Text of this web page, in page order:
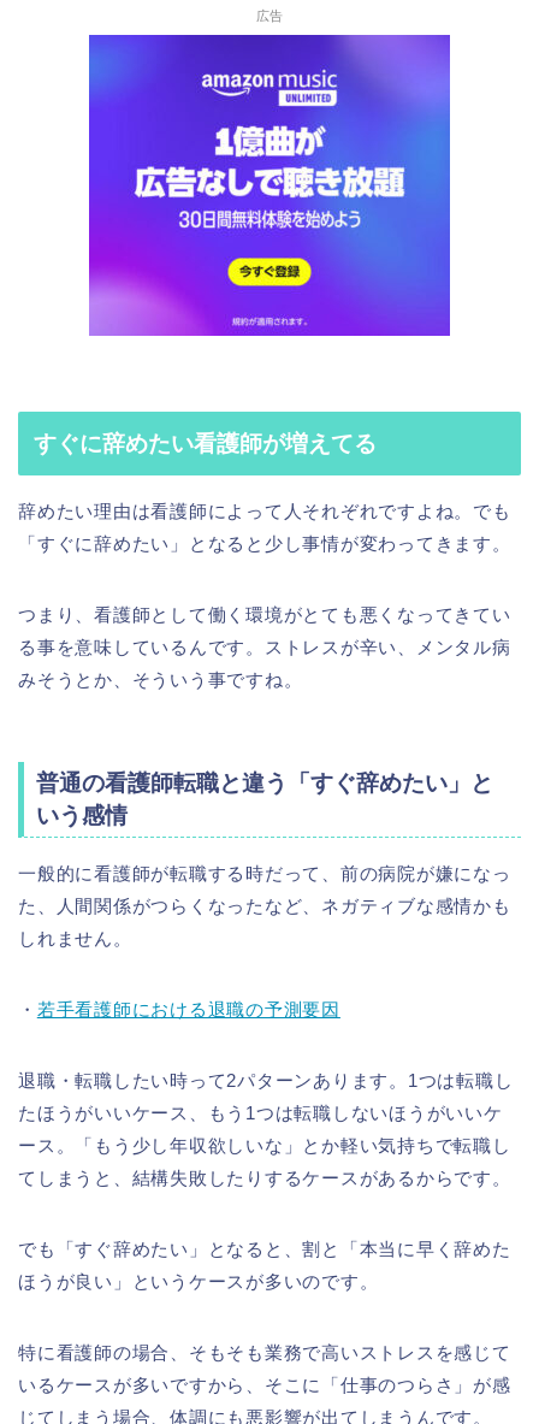
広告
すぐに辞めたい看護師が増えてる
辞めたい理由は看護師によって人それぞれですよね。でも
「すぐに辞めたい」となると少し事情が変わってきます。
つまり、看護師として働く環境がとても悪くなってきてい
る事を意味しているんです。ストレスが辛い、メンタル病
みそうとか、そういう事ですね。
普通の看護師転職と違う「すぐ辞めたい」と
いう感情
一般的に看護師が転職する時だって、前の病院が嫌になっ
た、人間関係がつらくなったなど、ネガティブな感情かも
しれません。
・ 若手看護師における退職の予測要因
退職・転職したい時って2パターンあります。1つは転職し
たほうがいいケース、もう1つは転職しないほうがいいケ
ース。「もう少し年収欲しいな」とか軽い気持ちで転職し
てしまうと、結構失敗したりするケースがあるからです。
でも「すぐ辞めたい」となると、割と「本当に早く辞めた
ほうが良い」というケースが多いのです。
特に看護師の場合、そもそも業務で高いストレスを感じて
いるケースが多いですから、そこに「仕事のつらさ」が感
じてしまう場合、体調にも悪影響が出てしまうんです。